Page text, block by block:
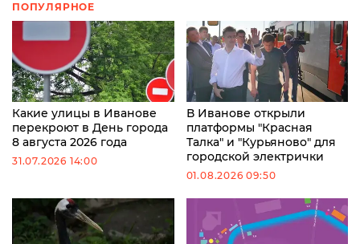
ПОПУЛЯРНОЕ
Какие улицы в Иванове
перекроют в День города
8 августа 2026 года
31.07.2026 14:00
В Иванове открыли
платформы "Красная
Талка" и "Курьяново" для
городской электрички
01.08.2026 09:50